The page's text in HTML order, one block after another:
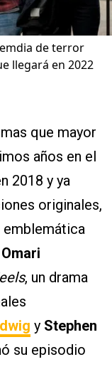
de terror
llegará en 2022
que mayor
años en el
2018 y ya
originales,
emblemática
Omari
, un drama
y Stephen
su episodio